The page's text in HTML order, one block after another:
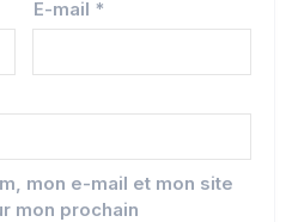
E-mail *
mon e-mail et mon site
mon prochain